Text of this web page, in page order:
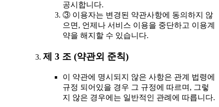
공시합니다.
③ 이용자는 변경된 약관사항에 동의하지 않
으면, 언제나 서비스 이용을 중단하고 이용계
약을 해지할 수 있습니다.
제 3 조 (약관외 준칙)
이 약관에 명시되지 않은 사항은 관계 법령에
규정 되어있을 경우 그 규정에 따르며, 그렇
지 않은 경우에는 일반적인 관례에 따릅니다.